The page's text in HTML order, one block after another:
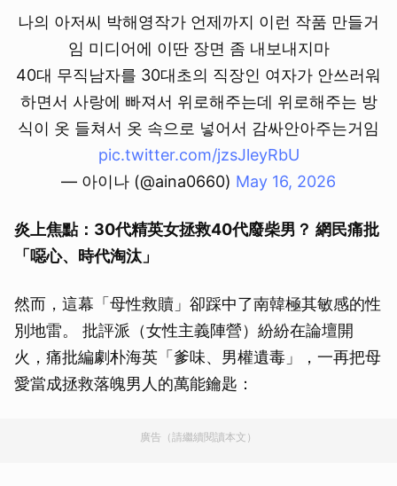
나의 아저씨 박해영작가 언제까지 이런 작품 만들거
임 미디어에 이딴 장면 좀 내보내지마
40대 무직남자를 30대초의 직장인 여자가 안쓰러워
하면서 사랑에 빠져서 위로해주는데 위로해주는 방
식이 옷 들쳐서 옷 속으로 넣어서 감싸안아주는거임
pic.twitter.com/jzsJleyRbU
— 아이나 (@aina0660) May 16, 2026
炎上焦點：30代精英女拯救40代廢柴男？ 網民痛批
「噁心、時代淘汰」
然而，這幕「母性救贖」卻踩中了南韓極其敏感的性
別地雷。 批評派（女性主義陣營）紛紛在論壇開
火，痛批編劇朴海英「爹味、男權遺毒」，一再把母
愛當成拯救落魄男人的萬能鑰匙：
廣告（請繼續閱讀本文）